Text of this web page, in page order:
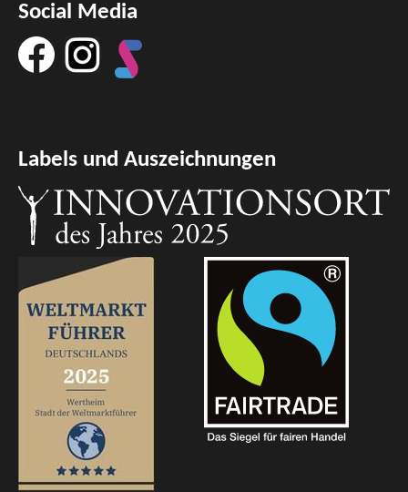
Social Media
Labels und Auszeichnungen